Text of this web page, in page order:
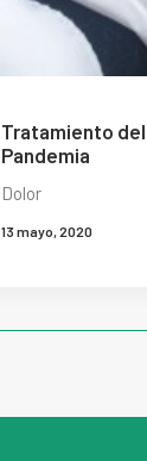
Tratamiento
Pandemia
Dolor
13 mayo, 2020